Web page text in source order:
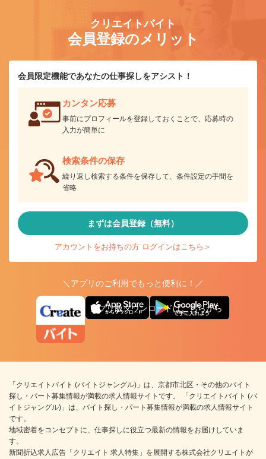
クリエイトバイト
会員登録のメリット
会員限定機能であなたの仕事探しをアシスト！
カンタン応募
事前にプロフィールを登録しておくことで、応募時の
入力が簡単に
検索条件の保存
繰り返し検索する条件を保存して、条件設定の手間を
省略
まずは会員登録（無料）
アカウントをお持ちの方 ログインはこちら＞
＼アプリのご利用でもっと便利に！／
アプリ版ダウンロードはこちらから
「クリエイトバイト (バイトジャングル)」は、京都市北区・その他のバイト
探し・パート募集情報が満載の求人情報サイトです。 「クリエイトバイト (バ
イトジャングル)」は、バイト探し・パート募集情報が満載の求人情報サイト
です。
地域密着をコンセプトに、仕事探しに役立つ最新の情報をお届けしていま
す。
新聞折込求人広告「クリエイト 求人特集」を展開する株式会社クリエイトが